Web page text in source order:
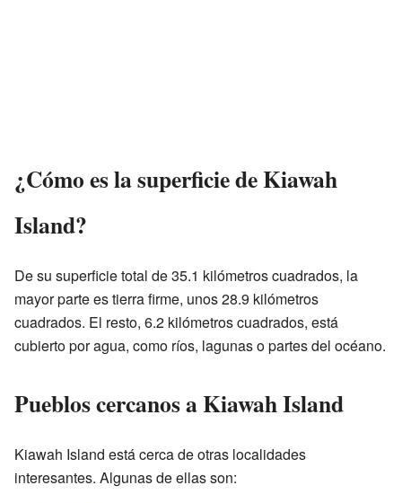
¿Cómo es la superficie de Kiawah
Island?
De su superficie total de 35.1 kilómetros cuadrados, la
mayor parte es tierra firme, unos 28.9 kilómetros
cuadrados. El resto, 6.2 kilómetros cuadrados, está
cubierto por agua, como ríos, lagunas o partes del océano.
Pueblos cercanos a Kiawah Island
Kiawah Island está cerca de otras localidades
interesantes. Algunas de ellas son: